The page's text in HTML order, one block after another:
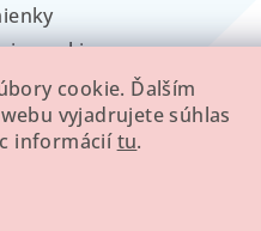
cookie. Ďalším
vyjadrujete súhlas
informáciítu.
cookies